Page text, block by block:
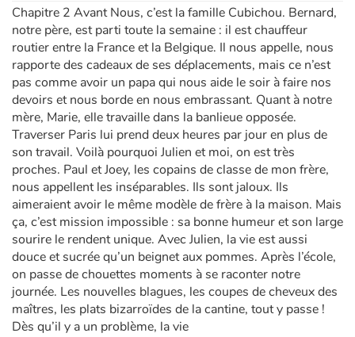
Chapitre 2 Avant Nous, c’est la famille Cubichou. Bernard,
notre père, est parti toute la semaine : il est chauffeur
routier entre la France et la Belgique. Il nous appelle, nous
rapporte des cadeaux de ses déplacements, mais ce n’est
pas comme avoir un papa qui nous aide le soir à faire nos
devoirs et nous borde en nous embrassant. Quant à notre
mère, Marie, elle travaille dans la banlieue opposée.
Traverser Paris lui prend deux heures par jour en plus de
son travail. Voilà pourquoi Julien et moi, on est très
proches. Paul et Joey, les copains de classe de mon frère,
nous appellent les inséparables. Ils sont jaloux. Ils
aimeraient avoir le même modèle de frère à la maison. Mais
ça, c’est mission impossible : sa bonne humeur et son large
sourire le rendent unique. Avec Julien, la vie est aussi
douce et sucrée qu’un beignet aux pommes. Après l’école,
on passe de chouettes moments à se raconter notre
journée. Les nouvelles blagues, les coupes de cheveux des
maîtres, les plats bizarroïdes de la cantine, tout y passe !
Dès qu’il y a un problème, la vie